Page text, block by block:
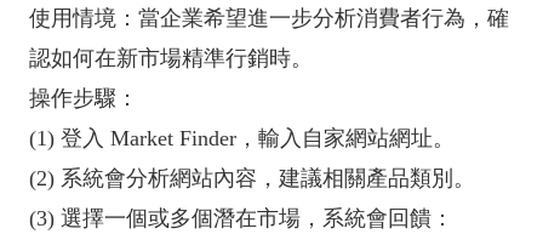
使用情境：當企業希望進一步分析消費者行為，確
認如何在新市場精準行銷時。
操作步驟：
(1) 登入 Market Finder，輸入自家網站網址。
(2) 系統會分析網站內容，建議相關產品類別。
(3) 選擇一個或多個潛在市場，系統會回饋：